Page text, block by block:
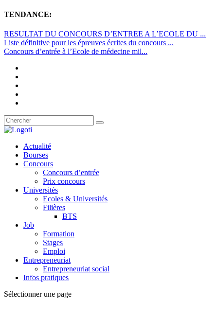
TENDANCE:
RESULTAT DU CONCOURS D’ENTREE A L’ECOLE DU ...
Liste définitive pour les épreuves écrites du concours ...
Concours d’entrée à l’Ecole de médecine mil...
Actualité
Bourses
Concours
Concours d’entrée
Prix concours
Universités
Ecoles & Universités
Filières
BTS
Job
Formation
Stages
Emploi
Entrepreneuriat
Entrepreneuriat social
Infos pratiques
Sélectionner une page